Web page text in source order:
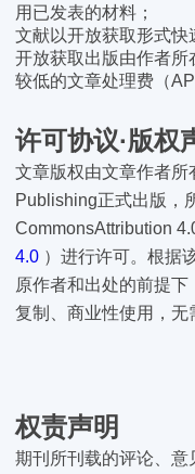
用已发表的材料；
文献以开放获取形式快
开放获取出版由作者
较低的文章处理费（
许可协议·版权
文章版权由文章作者
Publishing正式出版，
CommonsAttribution
4.0 ）进行许可。根据
原作者和出处的前提下
复制、商业性使用，无
权责声明
期刊所刊载的评论、意